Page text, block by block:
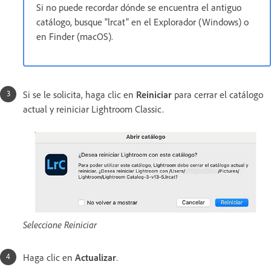
Si no puede recordar dónde se encuentra el antiguo
catálogo, busque "lrcat" en el Explorador (Windows) o
en Finder (macOS).
Si se le solicita, haga clic en Reiniciar para cerrar el catálogo
actual y reiniciar Lightroom Classic.
Seleccione Reiniciar
Haga clic en Actualizar.